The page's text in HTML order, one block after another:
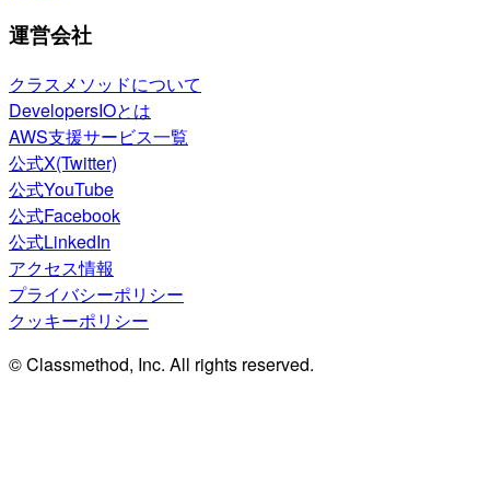
運営会社
クラスメソッドについて
DevelopersIOとは
AWS支援サービス一覧
公式X(Twitter)
公式YouTube
公式Facebook
公式LinkedIn
アクセス情報
プライバシーポリシー
クッキーポリシー
© Classmethod, Inc. All rights reserved.